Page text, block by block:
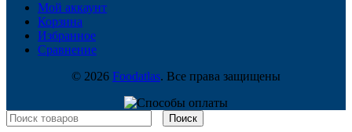
Мой аккаунт
Корзина
Избранное
Сравнение
© 2026 Foodatlas. Все права защищены
Поиск